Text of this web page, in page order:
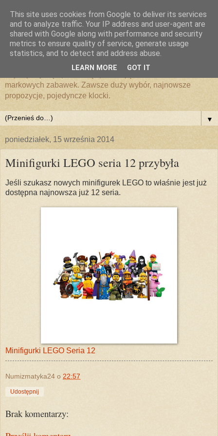
Zabawki i klocki LEGO
MojeKlocki24.pl
markowych zabawek. Zawsze duży wybór, najnowsze
propozycje, pojedyncze klocki.
▼
poniedziałek, 15 września 2014
Minifigurki LEGO seria 12 przybyła
Jeśli szukasz nowych minifigurek LEGO to właśnie jest już
dostępna najnowsza już 12 seria.
Minifigurki LEGO Seria 12
Numizmatyka24 o 22:57
Udostępnij
Brak komentarzy:
This site uses cookies from Google to deliver its services
and to analyze traffic. Your IP address and user-agent are
shared with Google along with performance and security
metrics to ensure quality of service, generate usage
statistics, and to detect and address abuse.
LEARN MORE GOT IT